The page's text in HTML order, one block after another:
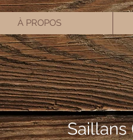
À PROPOS
Saillans